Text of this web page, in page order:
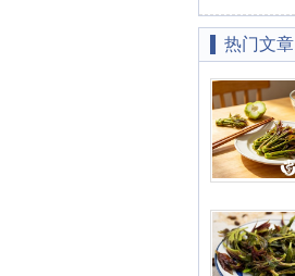
热门文章